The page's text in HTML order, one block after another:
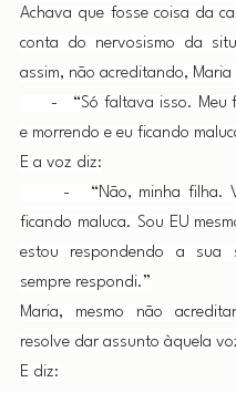
Achava que fosse coisa da
conta do nervosismo da
assim, não acreditando, Maria
-   “Só faltava isso. Meu
e morrendo e eu ficando
E a voz diz:
-   “Não, minha filha.
ficando maluca. Sou EU
estou respondendo a sua
sempre respondi.”
Maria, mesmo não
resolve dar assunto àquela
E diz: